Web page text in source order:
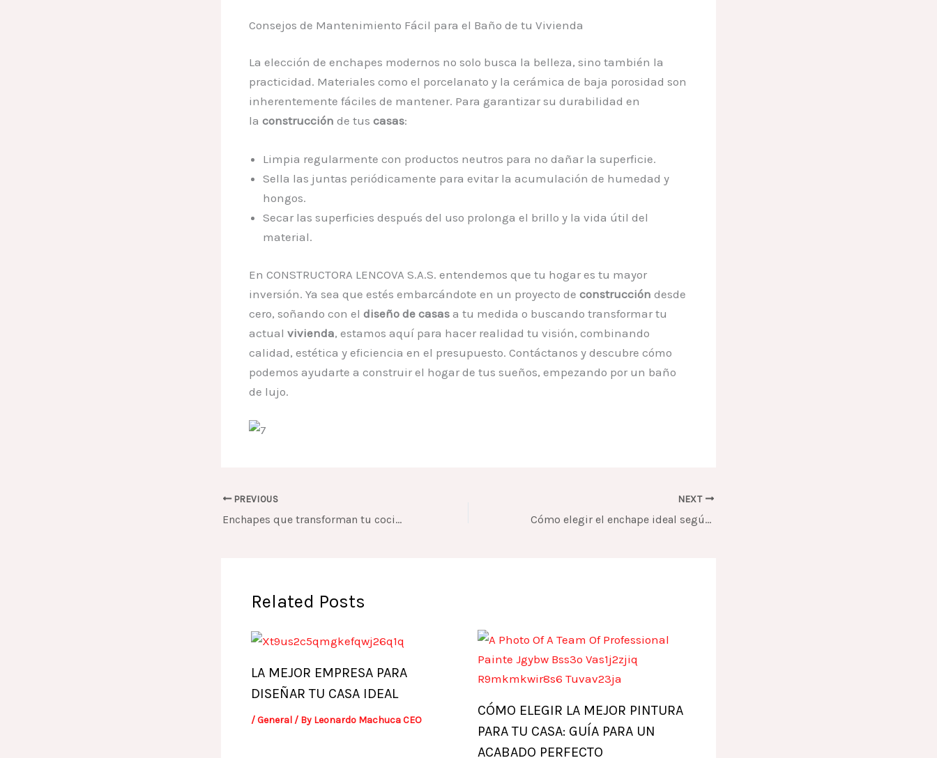
Consejos de Mantenimiento Fácil para el Baño de tu Vivienda
La elección de enchapes modernos no solo busca la belleza, sino también la
practicidad. Materiales como el porcelanato y la cerámica de baja porosidad son
inherentemente fáciles de mantener. Para garantizar su durabilidad en
la construcción de tus casas:
Limpia regularmente con productos neutros para no dañar la superficie.
Sella las juntas periódicamente para evitar la acumulación de humedad y
hongos.
Secar las superficies después del uso prolonga el brillo y la vida útil del
material.
En CONSTRUCTORA LENCOVA S.A.S. entendemos que tu hogar es tu mayor
inversión. Ya sea que estés embarcándote en un proyecto de construcción desde
cero, soñando con el diseño de casas a tu medida o buscando transformar tu
actual vivienda, estamos aquí para hacer realidad tu visión, combinando
calidad, estética y eficiencia en el presupuesto. Contáctanos y descubre cómo
podemos ayudarte a construir el hogar de tus sueños, empezando por un baño
de lujo.
PREVIOUS
Enchapes que transforman tu cocina: diseños modernos para inspirarte este 2026
NEXT
Cómo elegir el enchape ideal según el estilo de tu cocina o baño
Related Posts
LA MEJOR EMPRESA PARA
DISEÑAR TU CASA IDEAL
/General/ By Leonardo Machuca CEO
CÓMO ELEGIR LA MEJOR PINTURA
PARA TU CASA: GUÍA PARA UN
ACABADO PERFECTO